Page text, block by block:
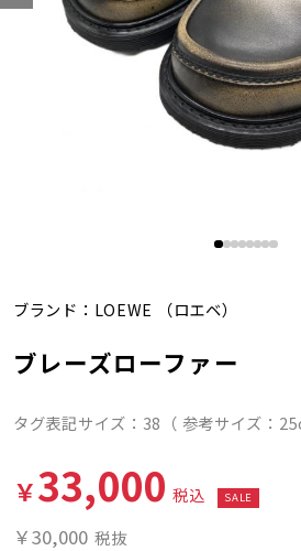
ブランド： LOEWE （ロエベ）
ブレーズローファー
タグ表記サイズ：38（ 参考サイズ：
￥33,000 税込 SALE
￥30,000 税抜